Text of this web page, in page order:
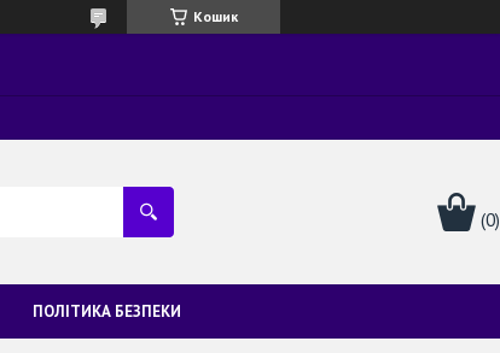
Кошик
ПОЛІТИКА БЕЗПЕКИ